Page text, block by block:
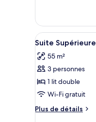
lits
jumeaux
type
de
chambre
Chambre
Standard
avec
lits
jumeaux
Afficher
toutes
les
photos
pour
ce
type
de
8
Suite Supérieure
55 m²
3 personnes
1 lit double
Wi-Fi gratuit
Plus de détails
Plus